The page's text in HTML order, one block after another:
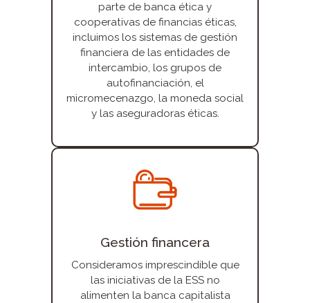
parte de banca ética y
cooperativas de financias éticas,
incluimos los sistemas de gestión
financiera de las entidades de
intercambio, los grupos de
autofinanciación, el
micromecenazgo, la moneda social
y las aseguradoras éticas.
Gestión financera
Consideramos imprescindible que
las iniciativas de la ESS no
alimenten la banca capitalista